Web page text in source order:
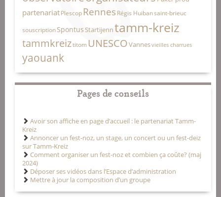
partenariatPlescop Rennes Régis Huibansaint-brieuc
souscriptionSpontusStartijenntamm-kreiz
tammkreiztitomUNESCOVannesvieilles charrues
yaouank
Pages de conseils
Avoir son affiche en page d’accueil : le partenariat Tamm-
Kreiz
Annoncer un fest-noz, un stage, un concert ou un fest-deiz
sur Tamm-Kreiz
Comment organiser un fest-noz et combien ça coûte? (maj
2024)
Déposer ses vidéos dans l’Espace d’administration
Mettre à jour la composition d’un groupe